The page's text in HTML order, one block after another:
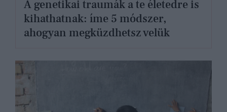
A genetikai traumák a te életedre is
kihathatnak: íme 5 módszer,
ahogyan megküzdhetsz velük